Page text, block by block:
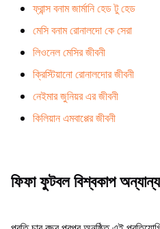
ফ্রান্স বনাম জার্মানি হেড টু হেড
মেসি বনাম রোনালদো কে সেরা
লিওনেল মেসির জীবনী
ক্রিস্টিয়ানো রোনালদোর জীবনী
নেইমার জুনিয়র এর জীবনী
কিলিয়ান এমবাপ্পের জীবনী
ফিফা ফুটবল বিশ্বকাপ